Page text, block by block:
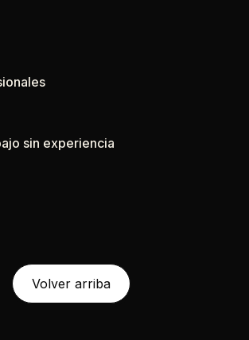
sin experiencia
Volver arriba